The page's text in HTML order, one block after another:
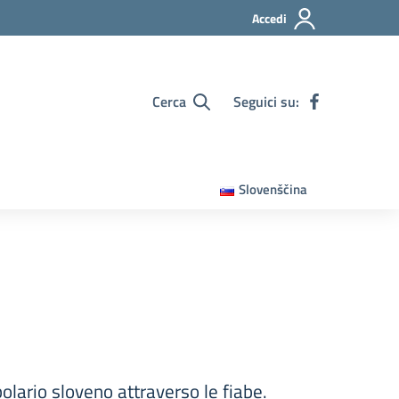
Accedi
Cerca Seguici su:
Slovenščina
sloveno attraverso le fiabe.